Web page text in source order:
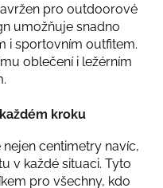
pro outdoorové
umožňuje snadno
i sportovním outfitem.
oblečení i ležérním
kroku
nejen centimetry navíc,
v každé situaci. Tyto
pro všechny, kdo